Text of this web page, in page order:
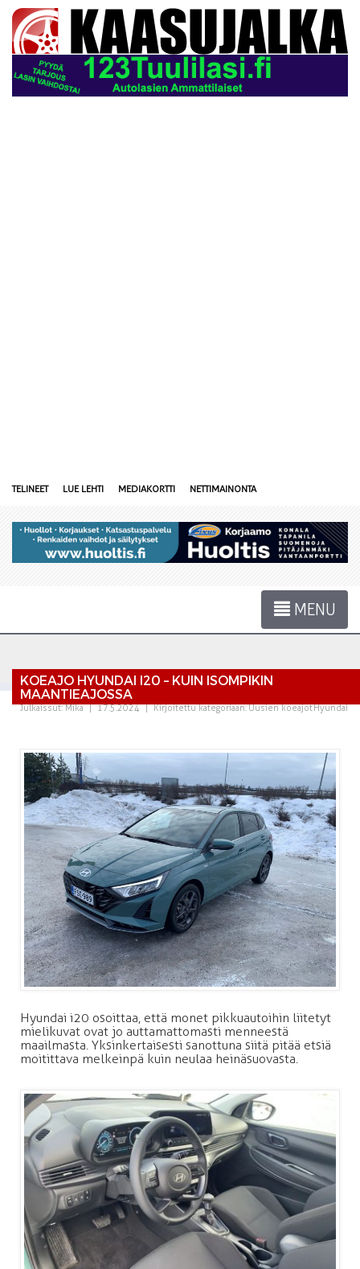
TELINEET LUE LEHTI MEDIAKORTTI NETTIMAINONTA
MENU
KOEAJO HYUNDAI I20 – KUIN ISOMPIKIN
MAANTIEAJOSSA
Julkaissut:Mika | 17.5.2024 | Kirjoitettu kategoriaan:Uusien koeajotHyundai
Hyundai i20 osoittaa, että monet pikkuautoihin liitetyt
mielikuvat ovat jo auttamattomasti menneestä
maailmasta. Yksinkertaisesti sanottuna siitä pitää etsiä
moitittava melkeinpä kuin neulaa heinäsuovasta.